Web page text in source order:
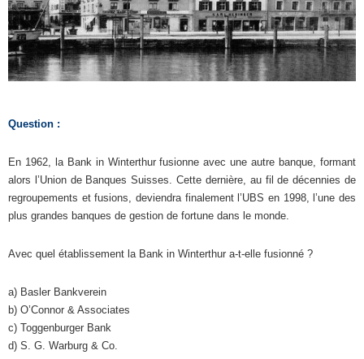
Question :
En 1962, la Bank in Winterthur fusionne avec une autre banque, formant
alors l’Union de Banques Suisses. Cette dernière, au fil de décennies de
regroupements et fusions, deviendra finalement l’UBS en 1998, l’une des
plus grandes banques de gestion de fortune dans le monde.
Avec quel établissement la Bank in Winterthur a-t-elle fusionné ?
a) Basler Bankverein
b) O’Connor & Associates
c) Toggenburger Bank
d) S. G. Warburg & Co.